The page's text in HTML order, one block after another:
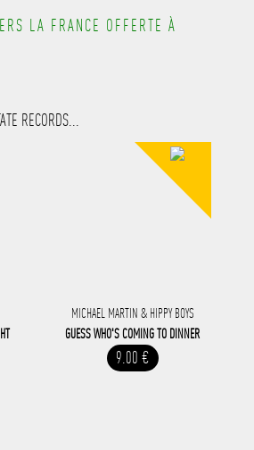
LA FRANCE OFFERTE À
RECORDS...
MICHAEL MARTIN & HIPPY BOYS
GUESS WHO'S COMING TO DINNER
9.00 €